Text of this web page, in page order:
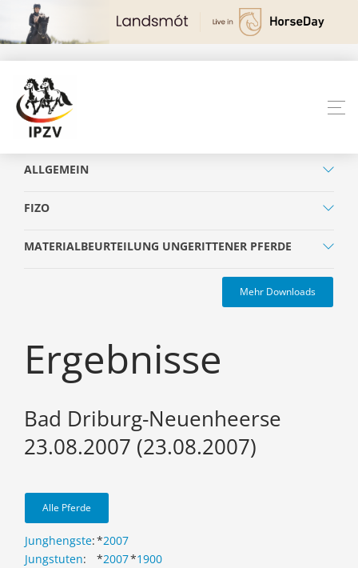
ALLGEMEIN
FIZO
MATERIALBEURTEILUNG UNGERITTENER PFERDE
Mehr Downloads
Ergebnisse
Bad Driburg-Neuenheerse
23.08.2007 (23.08.2007)
Alle Pferde
Junghengste:*2007
Jungstuten: *2007*1900